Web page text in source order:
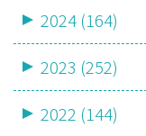
2024 (164)
2023 (252)
2022 (144)